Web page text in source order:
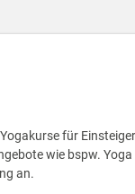
für
wie bspw.
an.